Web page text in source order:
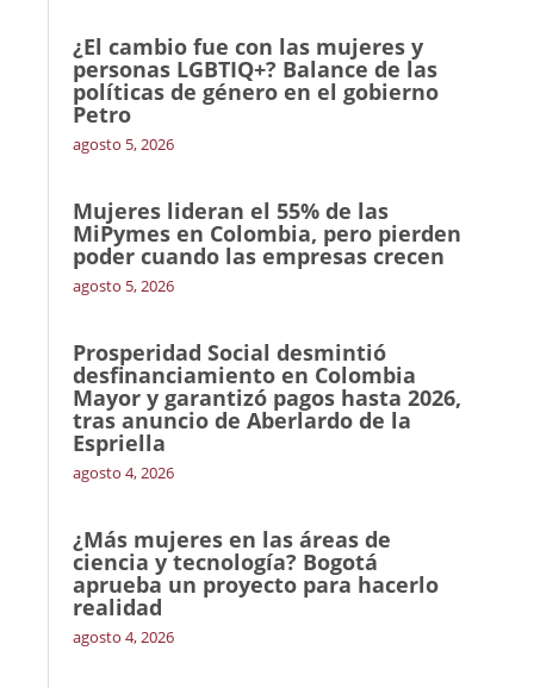
¿El cambio fue con las mujeres y
personas LGBTIQ+? Balance de las
políticas de género en el gobierno
Petro
agosto 5, 2026
Mujeres lideran el 55% de las
MiPymes en Colombia, pero pierden
poder cuando las empresas crecen
agosto 5, 2026
Prosperidad Social desmintió
desfinanciamiento en Colombia
Mayor y garantizó pagos hasta 2026,
tras anuncio de Aberlardo de la
Espriella
agosto 4, 2026
¿Más mujeres en las áreas de
ciencia y tecnología? Bogotá
aprueba un proyecto para hacerlo
realidad
agosto 4, 2026